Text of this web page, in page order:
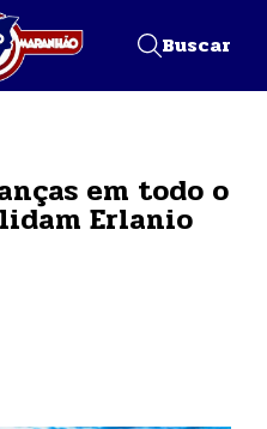
Buscar
em todo o
Erlanio